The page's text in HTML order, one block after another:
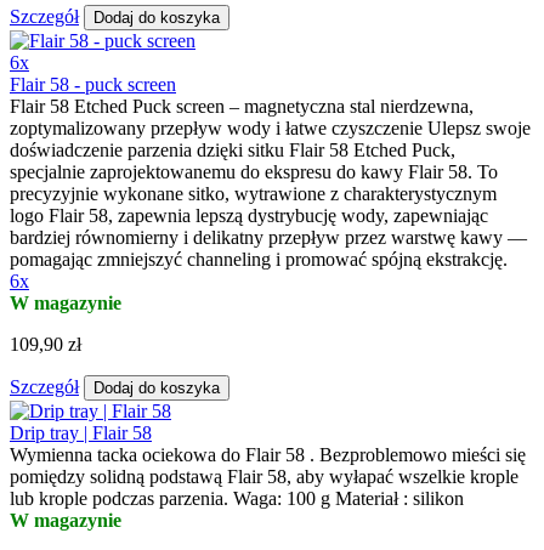
Szczegół Dodaj do koszyka
6x
Flair 58 - puck screen
Flair 58 Etched Puck screen – magnetyczna stal nierdzewna,
zoptymalizowany przepływ wody i łatwe czyszczenie Ulepsz swoje
doświadczenie parzenia dzięki sitku Flair 58 Etched Puck,
specjalnie zaprojektowanemu do ekspresu do kawy Flair 58. To
precyzyjnie wykonane sitko, wytrawione z charakterystycznym
logo Flair 58, zapewnia lepszą dystrybucję wody, zapewniając
bardziej równomierny i delikatny przepływ przez warstwę kawy —
pomagając zmniejszyć channeling i promować spójną ekstrakcję.
6x
W magazynie
109,90 zł
Szczegół Dodaj do koszyka
Drip tray | Flair 58
Wymienna tacka ociekowa do Flair 58 . Bezproblemowo mieści się
pomiędzy solidną podstawą Flair 58, aby wyłapać wszelkie krople
lub krople podczas parzenia. Waga: 100 g Materiał : silikon
W magazynie